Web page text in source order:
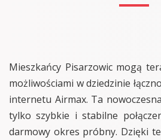
Mieszkańcy Pisarzowic mogą
możliwościami w dziedzinie
internetu Airmax. Ta
tylko szybkie i stabilne
darmowy okres próbny. Dzięki